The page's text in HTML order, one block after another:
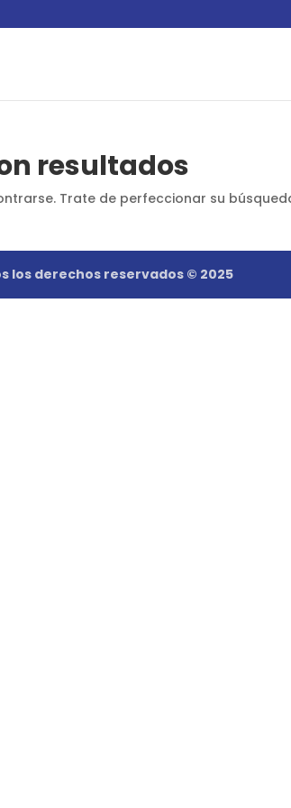
resultados
Trate de perfeccionar su
los derechos reservados © 2025